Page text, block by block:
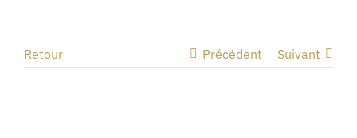
Retour Précédent Suivant